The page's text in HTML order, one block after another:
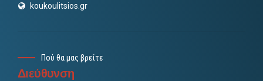
koukoulitsios.gr
Πού θα μας βρείτε
Διεύθυνση